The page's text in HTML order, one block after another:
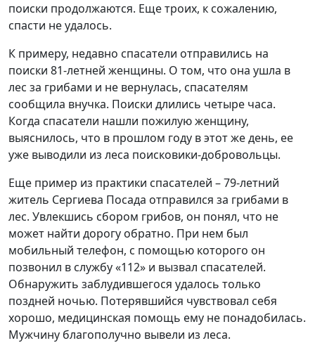
поиски продолжаются. Еще троих, к сожалению,
спасти не удалось.
К примеру, недавно спасатели отправились на
поиски 81-летней женщины. О том, что она ушла в
лес за грибами и не вернулась, спасателям
сообщила внучка. Поиски длились четыре часа.
Когда спасатели нашли пожилую женщину,
выяснилось, что в прошлом году в этот же день, ее
уже выводили из леса поисковики-добровольцы.
Еще пример из практики спасателей – 79-летний
житель Сергиева Посада отправился за грибами в
лес. Увлекшись сбором грибов, он понял, что не
может найти дорогу обратно. При нем был
мобильный телефон, с помощью которого он
позвонил в службу «112» и вызвал спасателей.
Обнаружить заблудившегося удалось только
поздней ночью. Потерявшийся чувствовал себя
хорошо, медицинская помощь ему не понадобилась.
Мужчину благополучно вывели из леса.